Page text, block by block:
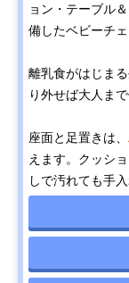
ョン・テーブル
備したベビーチェ
離乳食がはじま
り外せば大人ま
座面と足置きは、
えます。クッシ
しで汚れても手